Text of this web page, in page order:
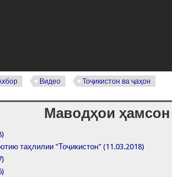
Видео Тоҷикистон ва ҷаҳон
Маводҳои ҳамсон
таҳлилии "Тоҷикистон" (11.03.2018)